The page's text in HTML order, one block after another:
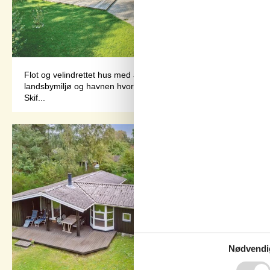
Flot og velindrettet hus med alle faciliteter og en tilhørende
landsbymiljø og havnen hvor der kan købes friskfangede fisk.
Skif...